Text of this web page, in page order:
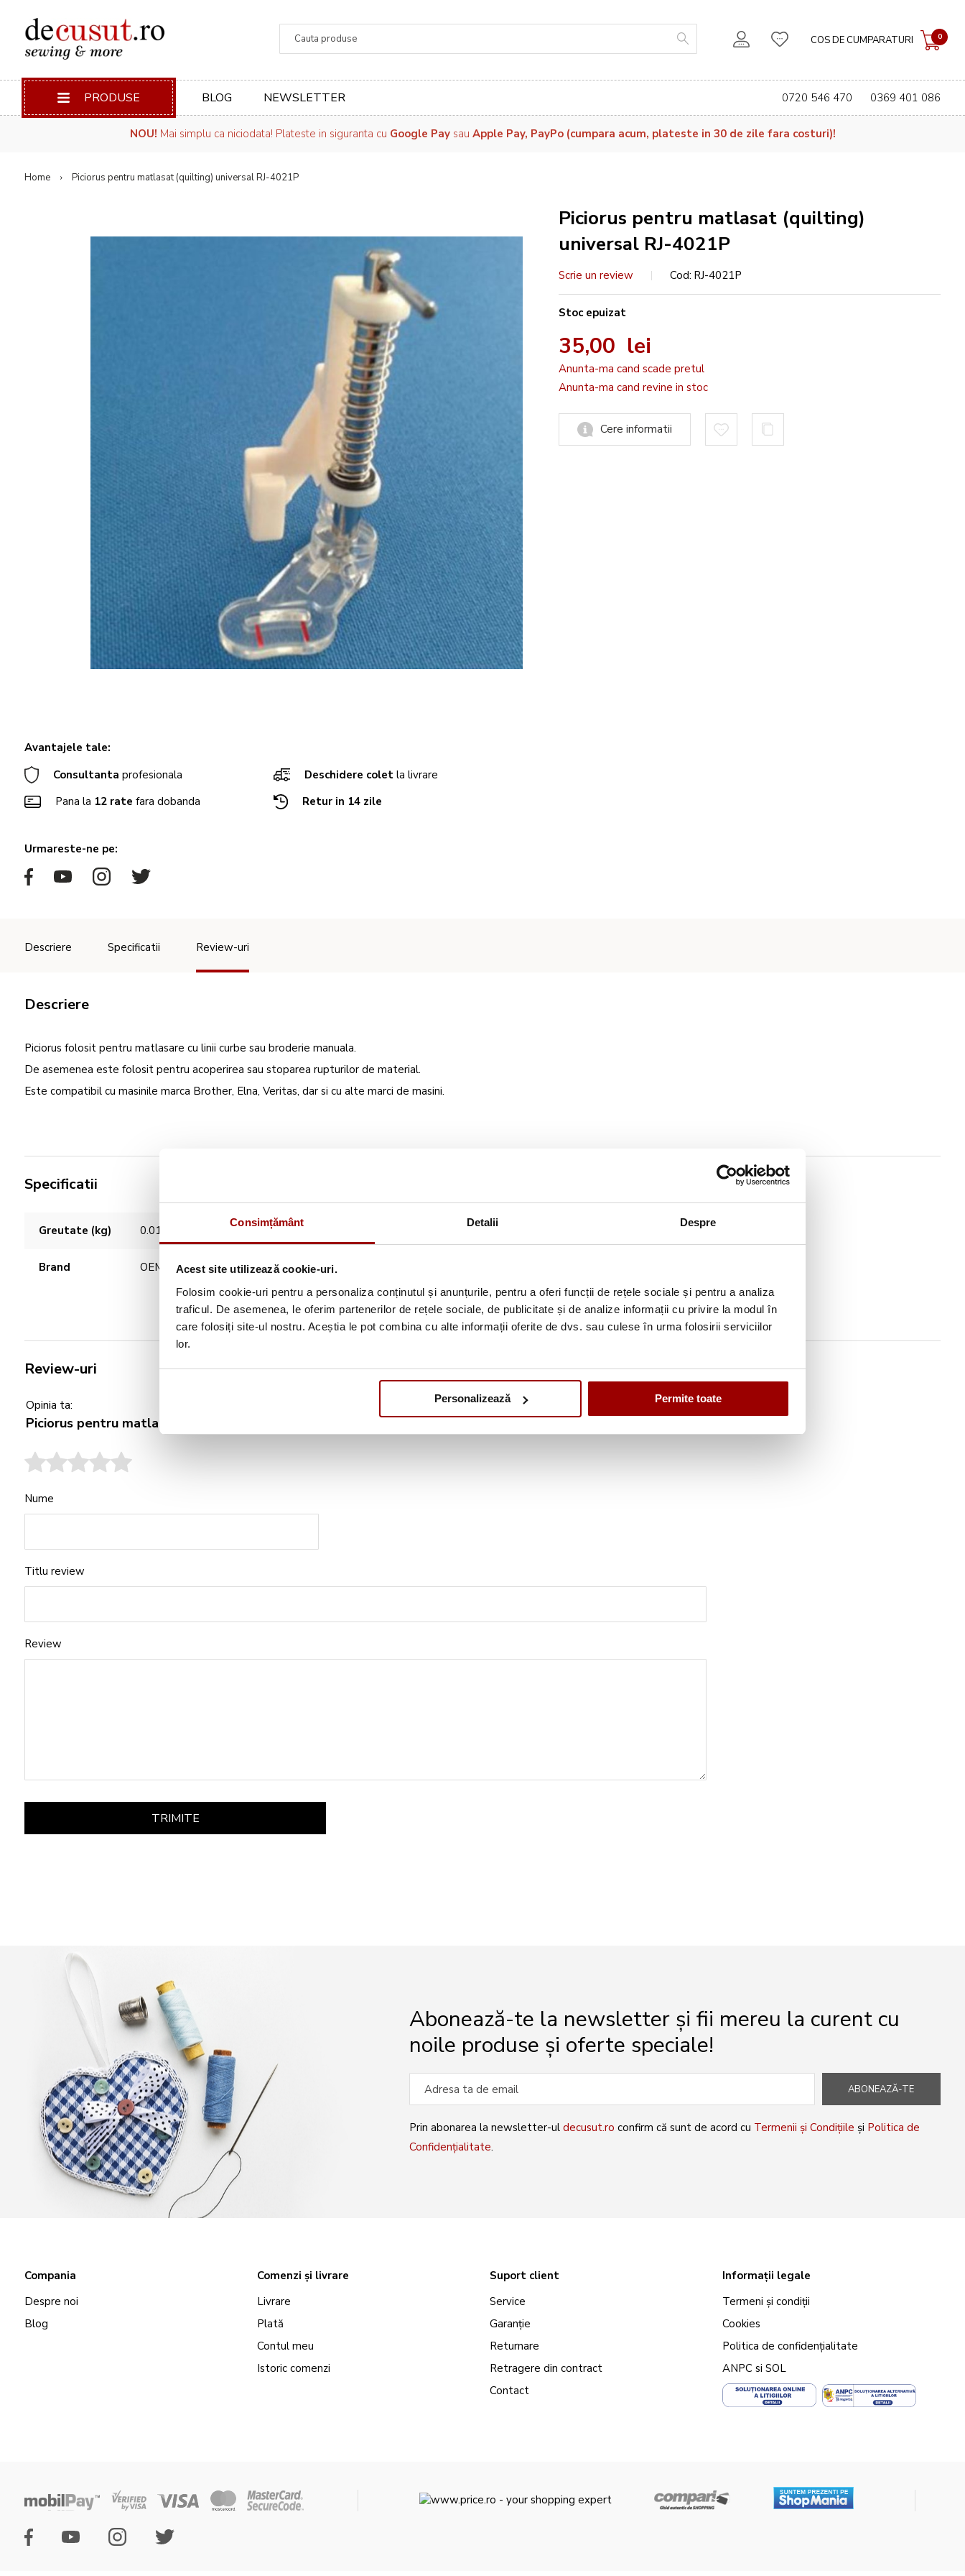
Consimțământ Detalii Despre
Acest site utilizează cookie-uri.
Folosim cookie-uri pentru a personaliza conținutul și anunțurile, pentru a oferi funcții de rețele sociale și pentru a analiza
traficul. De asemenea, le oferim partenerilor de rețele sociale, de publicitate și de analize informații cu privire la modul în
care folosiți site-ul nostru. Aceștia le pot combina cu alte informații oferite de dvs. sau culese în urma folosirii serviciilor
lor.
Personalizează Permite toate
COS DE CUMPARATURI 0
PRODUSE BLOG NEWSLETTER 0720 546 470 0369 401 086
NOU! Mai simplu ca niciodata! Plateste in siguranta cu Google Paysau Apple Pay, PayPo (cumpara acum, plateste in 30 de zile fara costuri)!
Home Piciorus pentru matlasat (quilting) universal RJ-4021P
Avantajele tale:
Consultanta profesionala Deschidere colet la livrare
Pana la 12 rate fara dobanda Retur in 14 zile
Urmareste-ne pe:
Piciorus pentru matlasat (quilting)
universal RJ-4021P
Scrie un review Cod RJ-4021P
Stoc epuizat
35,00 lei
Anunta-ma cand scade pretul
Anunta-ma cand revine in stoc
Cere informatii
Descriere Specificatii Review-uri
Descriere
Piciorus folosit pentru matlasare cu linii curbe sau broderie manuala.
De asemenea este folosit pentru acoperirea sau stoparea rupturilor de material.
Este compatibil cu masinile marca Brother, Elna, Veritas, dar si cu alte marci de masini.
Specificatii
Greutate (kg)
0.01
Brand OEM
Review-uri
Opinia ta:
Piciorus pentru matlasat (quilting) universal RJ-4021P
Nume
Titlu review
Review
TRIMITE
Abonează-te la newsletter și fii mereu la curent cu
noile produse și oferte speciale!
ABONEAZĂ-TE
Prin abonarea la newsletter-ul decusut.ro confirm că sunt de acord cu Termenii și Condițiile și Politica de
Confidențialitate.
Compania
Despre noi
Blog
Comenzi și livrare
Livrare
Plată
Contul meu
Istoric comenzi
Suport client
Service
Garanție
Returnare
Retragere din contract
Contact
Informații legale
Termeni și condiții
Cookies
Politica de confidențialitate
ANPC si SOL